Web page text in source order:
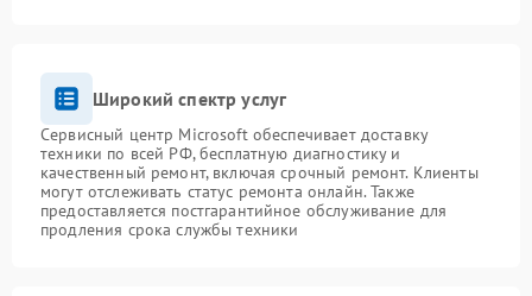
Широкий спектр услуг
Сервисный центр Microsoft обеспечивает доставку
техники по всей РФ, бесплатную диагностику и
качественный ремонт, включая срочный ремонт. Клиенты
могут отслеживать статус ремонта онлайн. Также
предоставляется постгарантийное обслуживание для
продления срока службы техники